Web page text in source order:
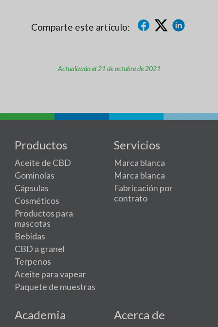
Comparte este artículo:
Actualizado el 21 de octubre de 2021
Productos
Aceite de CBD
Gominolas
Cápsulas
Cosméticos
Productos para
mascotas
Bebidas
CBD a granel
Terpenos
Aceite para vapear
Paquete de muestras
Servicios
Marca blanca
Marca blanca
Fabricación por
contrato
Academia Acerca de